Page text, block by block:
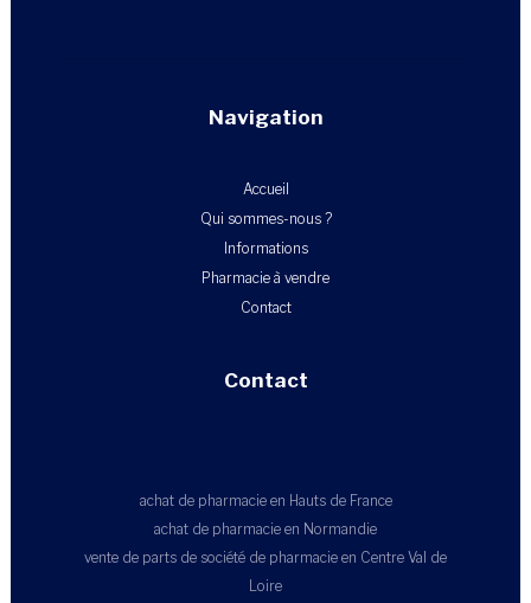
Navigation
Accueil
Qui sommes-nous ?
Informations
Pharmacie à vendre
Contact
Contact
achat de pharmacie en Hauts de France
achat de pharmacie en Normandie
vente de parts de société de pharmacie en Centre Val de
Loire